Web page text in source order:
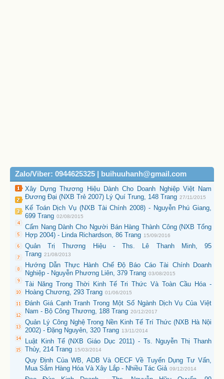
Zalo/Viber: 0944625325 | buihuuhanh@gmail.com
Xây Dựng Thương Hiệu Dành Cho Doanh Nghiệp Việt Nam
Đương Đại (NXB Trẻ 2007) Lý Quí Trung, 148 Trang 27/11/2015
Kế Toán Dịch Vụ (NXB Tài Chính 2008) - Nguyễn Phú Giang,
699 Trang 02/08/2015
Cẩm Nang Dành Cho Người Bán Hàng Thành Công (NXB Tổng
Hợp 2004) - Linda Richardson, 86 Trang 15/09/2016
Quản Trị Thương Hiệu - Ths. Lê Thanh Minh, 95
Trang 21/08/2013
Hướng Dẫn Thực Hành Chế Độ Báo Cáo Tài Chính Doanh
Nghiệp - Nguyễn Phương Liên, 379 Trang 03/08/2015
Tài Năng Trong Thời Kinh Tế Tri Thức Và Toàn Cầu Hóa -
Hoàng Chương, 293 Trang 01/06/2015
Đánh Giá Cạnh Tranh Trong Một Số Ngành Dịch Vụ Của Việt
Nam - Bộ Công Thương, 188 Trang 20/12/2017
Quản Lý Công Nghệ Trong Nền Kinh Tế Trí Thức (NXB Hà Nội
2002) - Đặng Nguyên, 320 Trang 13/11/2014
Luật Kinh Tế (NXB Giáo Dục 2011) - Ts. Nguyễn Thị Thanh
Thủy, 214 Trang 15/03/2014
Quy Định Của WB, ADB Và OECF Về Tuyển Dụng Tư Vấn,
Mua Sắm Hàng Hóa Và Xây Lắp - Nhiều Tác Giả 09/12/2014